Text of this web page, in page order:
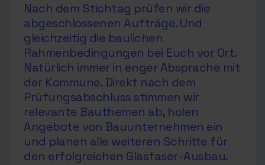
Nach dem Stichtag prüfen wir die
abgeschlossenen Aufträge. Und
gleichzeitig die baulichen
Rahmenbedingungen bei Euch vor Ort.
Natürlich immer in enger Absprache mit
der Kommune. Direkt nach dem
Prüfungsabschluss stimmen wir
relevante Bauthemen ab, holen
Angebote von Bauunternehmen ein
und planen alle weiteren Schritte für
den erfolgreichen Glasfaser-Ausbau.